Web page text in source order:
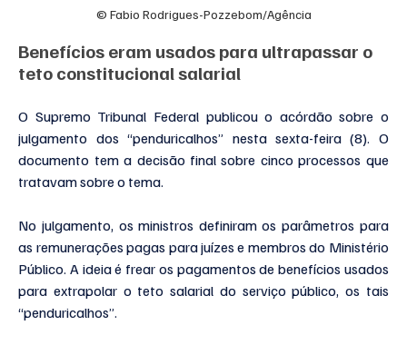
© Fabio Rodrigues-Pozzebom/Agência
Benefícios eram usados para ultrapassar o
teto constitucional salarial
O Supremo Tribunal Federal publicou o acórdão sobre o
julgamento dos “penduricalhos” nesta sexta-feira (8). O
documento tem a decisão final sobre cinco processos que
tratavam sobre o tema.
No julgamento, os ministros definiram os parâmetros para
as remunerações pagas para juízes e membros do Ministério
Público. A ideia é frear os pagamentos de benefícios usados
para extrapolar o teto salarial do serviço público, os tais
“penduricalhos”.